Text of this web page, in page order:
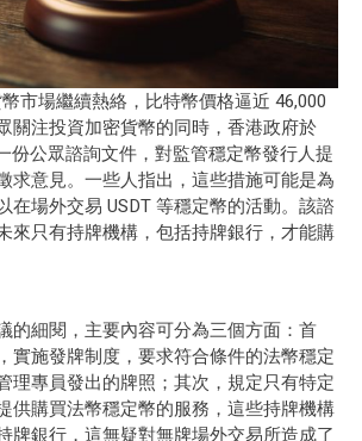
市場繼續熱絡，比特幣價格逼近 46,000
關注投資加密貨幣的同時，香港政府於
份公眾諮詢文件，對監管穩定幣發行人提
求意見。一些人指出，這些措施可能是為
在場外交易 USDT 等穩定幣的活動。該諮
來只有持牌機構，包括持牌銀行，才能購
的細閱，主要內容可分為三個方面：首
實施發牌制度，要求符合條件的法幣穩定
理專員發出的牌照；其次，規定只有特定
供購買法幣穩定幣的服務，這些持牌機構
牌銀行，這無疑對無牌場外交易所造成了